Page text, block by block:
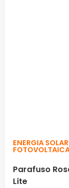
ENERGIA
Parafuso
Lite